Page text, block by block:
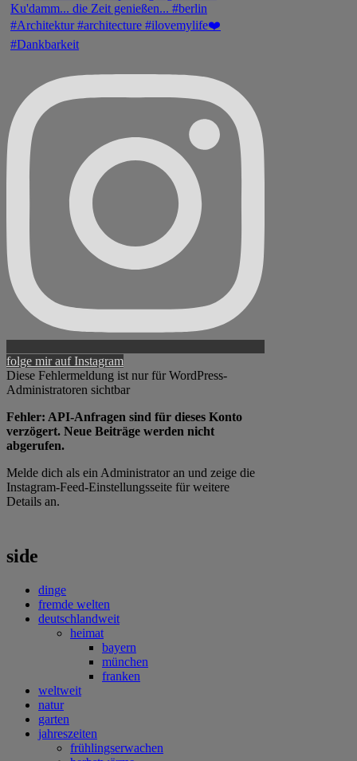
folge mir auf Instagram
Diese Fehlermeldung ist nur für WordPress-
Administratoren sichtbar
Fehler: API-Anfragen sind für dieses Konto
verzögert. Neue Beiträge werden nicht
abgerufen.
Melde dich als ein Administrator an und zeige die
Instagram-Feed-Einstellungsseite für weitere
Details an.
side
dinge
fremde welten
deutschlandweit
heimat
bayern
münchen
franken
weltweit
natur
garten
jahreszeiten
frühlingserwachen